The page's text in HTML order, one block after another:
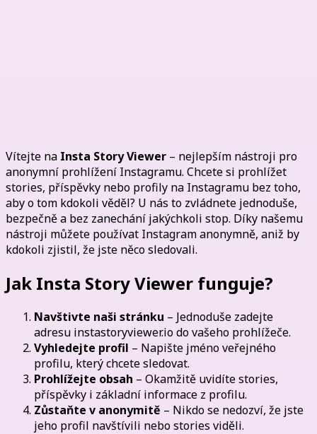
Vítejte na Insta Story Viewer – nejlepším nástroji pro
anonymní prohlížení Instagramu. Chcete si prohlížet
stories, příspěvky nebo profily na Instagramu bez toho,
aby o tom kdokoli věděl? U nás to zvládnete jednoduše,
bezpečně a bez zanechání jakýchkoli stop. Díky našemu
nástroji můžete používat Instagram anonymně, aniž by
kdokoli zjistil, že jste něco sledovali.
Jak Insta Story Viewer funguje?
Navštivte naši stránku – Jednoduše zadejte
adresu instastoryviewer.io do vašeho prohlížeče.
Vyhledejte profil – Napište jméno veřejného
profilu, který chcete sledovat.
Prohlížejte obsah – Okamžitě uvidíte stories,
příspěvky i základní informace z profilu.
Zůstaňte v anonymitě – Nikdo se nedozví, že jste
jeho profil navštívili nebo stories viděli.